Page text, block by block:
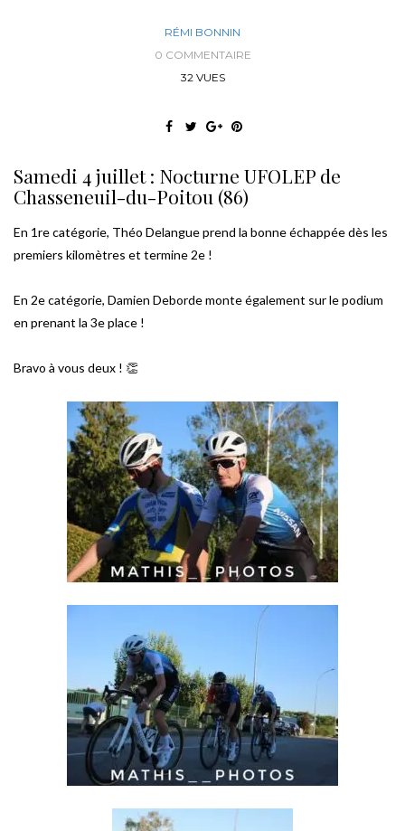
RÉMI BONNIN
0 COMMENTAIRE
32 VUES
Samedi 4 juillet : Nocturne UFOLEP de
Chasseneuil-du-Poitou (86)
En 1re catégorie, Théo Delangue prend la bonne échappée dès les
premiers kilomètres et termine 2e !
En 2e catégorie, Damien Deborde monte également sur le podium
en prenant la 3e place !
Bravo à vous deux ! 👏